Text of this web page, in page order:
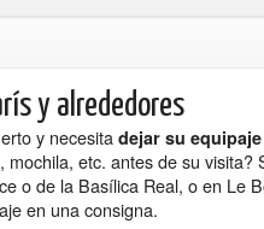
y alrededores
y necesita dejar su
etc. antes de su
o de la Basílica Real, o en Le
en una consigna.